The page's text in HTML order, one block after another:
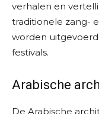
verhalen en
traditionele zang-
worden
festivals.
Arabische
De Arabische